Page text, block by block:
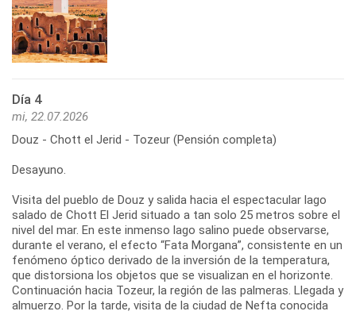
Día 4
mi, 22.07.2026
Douz - Chott el Jerid - Tozeur (Pensión completa)
Desayuno.
Visita del pueblo de Douz y salida hacia el espectacular lago
salado de Chott El Jerid situado a tan solo 25 metros sobre el
nivel del mar. En este inmenso lago salino puede observarse,
durante el verano, el efecto “Fata Morgana”, consistente en un
fenómeno óptico derivado de la inversión de la temperatura,
que distorsiona los objetos que se visualizan en el horizonte.
Continuación hacia Tozeur, la región de las palmeras. Llegada y
almuerzo. Por la tarde, visita de la ciudad de Nefta conocida